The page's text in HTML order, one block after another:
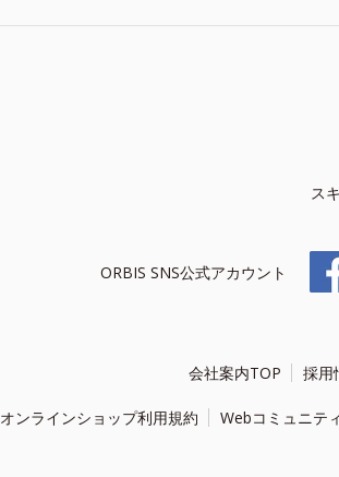
ス
ORBIS SNS公式アカウント
会社案内TOP 採用
オンラインショップ利用規約 Webコミュニテ